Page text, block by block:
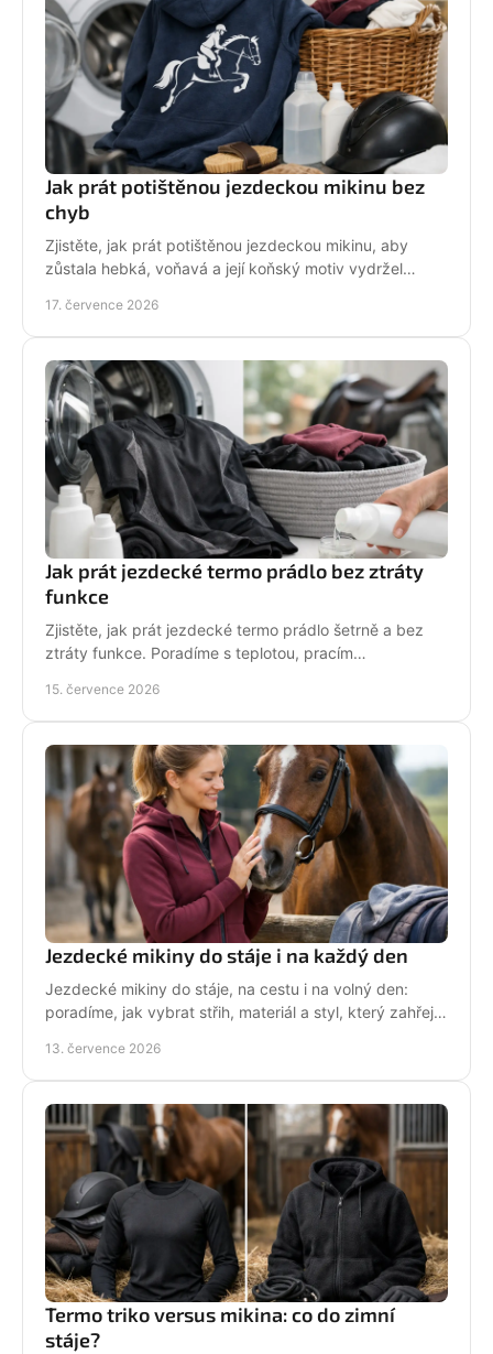
Jak prát potištěnou jezdeckou mikinu bez
chyb
Zjistěte, jak prát potištěnou jezdeckou mikinu, aby
zůstala hebká, voňavá a její koňský motiv vydržel
17. července 2026
Jak prát jezdecké termo prádlo bez ztráty
funkce
Zjistěte, jak prát jezdecké termo prádlo šetrně a bez
ztráty funkce. Poradíme s teplotou, pracím
den.
15. července 2026
Jezdecké mikiny do stáje i na každý den
Jezdecké mikiny do stáje, na cestu i na volný den:
poradíme, jak vybrat střih, materiál a styl, který zahřeje
13. července 2026
Termo triko versus mikina: co do zimní
stáje?